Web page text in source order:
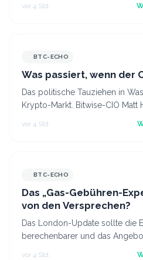
vor 4 Std.
BTC-ECHO
Was passiert, wenn der
Das politische Tauziehen in
Krypto-Markt. Bitwise-CIO Matt
vor 4 Std.
BTC-ECHO
Das „Gas-Gebühren-
von den Versprechen?
Das London-Update sollte die
berechenbarer und das
machen. Die erhoffte Wirkung
vor 4 Std.